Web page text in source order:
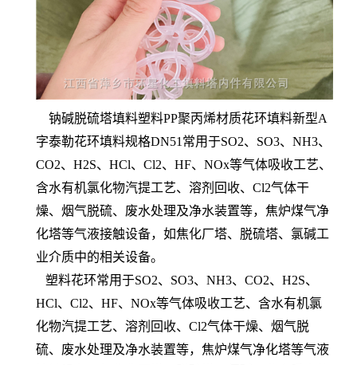
钠碱脱硫塔填料塑料PP聚丙烯材质花环填料新型A
字泰勒花环填料规格DN51常用于SO2、SO3、NH3、
CO2、H2S、HCl、Cl2、HF、NOx等气体吸收工艺、
含水有机氯化物汽提工艺、溶剂回收、Cl2气体干
燥、烟气脱硫、废水处理及净水装置等，焦炉煤气净
化塔等气液接触设备，如焦化厂塔、脱硫塔、氯碱工
业介质中的相关设备。
塑料花环常用于SO2、SO3、NH3、CO2、H2S、
HCl、Cl2、HF、NOx等气体吸收工艺、含水有机氯
化物汽提工艺、溶剂回收、Cl2气体干燥、烟气脱
硫、废水处理及净水装置等，焦炉煤气净化塔等气液